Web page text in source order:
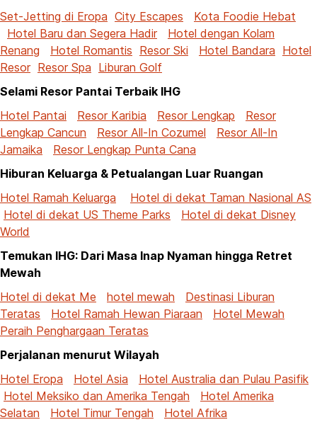
Set-Jetting di Eropa City Escapes
Kota Foodie Hebat
Hotel Baru dan Segera Hadir
Hotel dengan Kolam
Renang
Hotel Romantis Resor Ski Hotel Bandara Hotel
Resor Resor Spa Liburan Golf
Selami Resor Pantai Terbaik IHG
Hotel Pantai
Resor Karibia Resor Lengkap
Resor
Lengkap Cancun
Resor All-In Cozumel
Resor All-In
Jamaika
Resor Lengkap Punta Cana
Hiburan Keluarga & Petualangan Luar Ruangan
Hotel Ramah Keluarga
Hotel di dekat Taman Nasional AS
Hotel di dekat US Theme Parks
Hotel di dekat Disney
World
Temukan IHG: Dari Masa Inap Nyaman hingga Retret
Mewah
Hotel di dekat Me
hotel mewah
Destinasi Liburan
Teratas
Hotel Ramah Hewan Piaraan
Hotel Mewah
Peraih Penghargaan Teratas
Perjalanan menurut Wilayah
Hotel Eropa
Hotel Asia
Hotel Australia dan Pulau Pasifik
Hotel Meksiko dan Amerika Tengah
Hotel Amerika
Selatan
Hotel Timur Tengah Hotel Afrika